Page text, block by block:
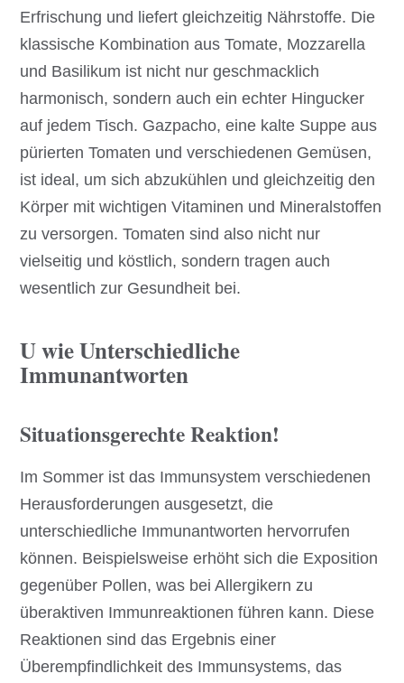
Erfrischung und liefert gleichzeitig Nährstoffe. Die
klassische Kombination aus Tomate, Mozzarella
und Basilikum ist nicht nur geschmacklich
harmonisch, sondern auch ein echter Hingucker
auf jedem Tisch. Gazpacho, eine kalte Suppe aus
pürierten Tomaten und verschiedenen Gemüsen,
ist ideal, um sich abzukühlen und gleichzeitig den
Körper mit wichtigen Vitaminen und Mineralstoffen
zu versorgen. Tomaten sind also nicht nur
vielseitig und köstlich, sondern tragen auch
wesentlich zur Gesundheit bei.
U wie Unterschiedliche
Immunantworten
Situationsgerechte Reaktion!
Im Sommer ist das Immunsystem verschiedenen
Herausforderungen ausgesetzt, die
unterschiedliche Immunantworten hervorrufen
können. Beispielsweise erhöht sich die Exposition
gegenüber Pollen, was bei Allergikern zu
überaktiven Immunreaktionen führen kann. Diese
Reaktionen sind das Ergebnis einer
Überempfindlichkeit des Immunsystems, das